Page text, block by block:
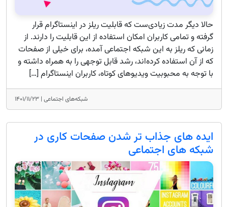
حالا دیگر مدت زیادی‌ست که قابلیت ریلز در اینستاگرام قرار
گرفته و تمامی کاربران امکان استفاده از این قابلیت را دارند. از
زمانی که ریلز به این شبکه اجتماعی آمده، برای خیلی از صفحات
که از آن استفاده کرده‌اند، رشد قابل توجهی را به همراه داشته و
با توجه به محبوبیت ویدیوهای کوتاه، کاربران اینستاگرام […]
شبکه‌های اجتماعی | ۱۴۰۱/۱۱/۲۳
ایده های جذاب تر شدن صفحات کاری در
شبکه های اجتماعی